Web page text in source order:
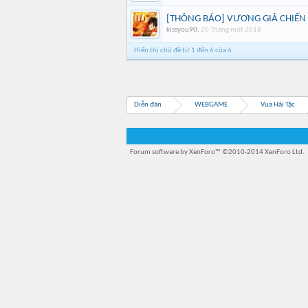
[THÔNG BÁO] VƯƠNG GIẢ
kissyou90, 20 Tháng một 2018
Hiển thị chủ đề từ 1 đến 6 của 6
Diễn đàn WEBGAME Vua Hải Tặc
Forum software by XenForo™ ©2010-2014 XenForo Ltd.